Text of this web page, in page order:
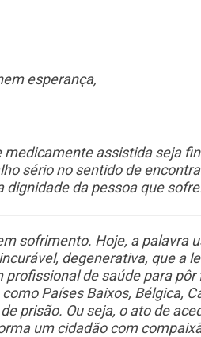
esperança,
assistida seja
sério no sentido de
dignidade da pessoa que
sofrimento. Hoje, a palavra
degenerativa, que a
de saúde para
Países Baixos, Bélgica,
prisão. Ou seja, o ato de
um cidadão com